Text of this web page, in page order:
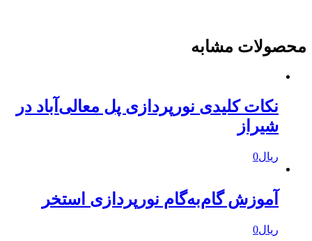
محصولات مشابه
نکات کلیدی نورپردازی پل معالی‌آباد در
شیراز
ریال0
آموزش گام‌به‌گام نورپردازی استخر
ریال0